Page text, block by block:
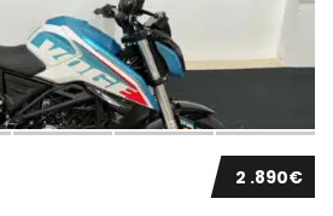
2 .890€